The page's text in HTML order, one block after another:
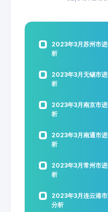
2023年3月苏州市
析
2023年3月无锡市
析
2023年3月南京市
析
2023年3月南通市
析
2023年3月常州市
析
2023年3月连云港
分析